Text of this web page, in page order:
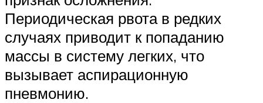
Периодическая рвота в редких
случаях приводит к попаданию
массы в систему легких, что
вызывает аспирационную
пневмонию.